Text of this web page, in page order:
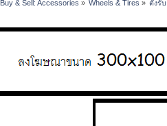
Buy & Sell: Accessories » Wheels & Tires » ตั้งรั